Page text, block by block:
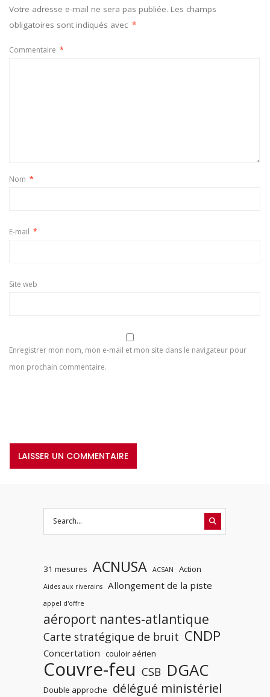
Votre adresse e-mail ne sera pas publiée. Les champs
obligatoires sont indiqués avec *
Commentaire *
Nom *
E-mail *
Site web
Enregistrer mon nom, mon e-mail et mon site dans le navigateur pour
mon prochain commentaire.
31 mesures ACNUSA ACSAN Action
Aides aux riverains Allongement de la piste
appel d'offre
aéroport nantes-atlantique
Carte stratégique de bruit CNDP
Concertation couloir aérien
Couvre-feu CSB DGAC
Double approche délégué ministériel